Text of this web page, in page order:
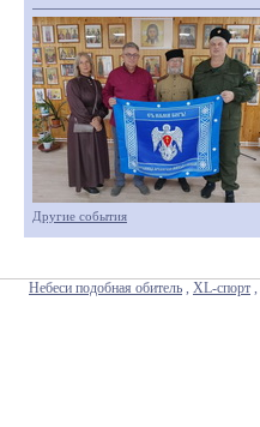
Другие события
Небеси подобная обитель , XL-спорт ,